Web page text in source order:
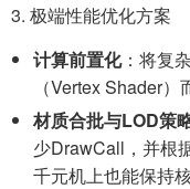
3. 极端性能优化方案
计算前置化：将复
（Vertex Shader）
材质合批与LOD策
少DrawCall，并根
千元机上也能保持